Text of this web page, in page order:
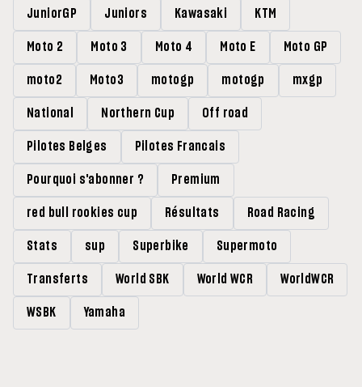
JuniorGP Juniors Kawasaki KTM
Moto 2 Moto 3 Moto 4 Moto E Moto GP
moto2 Moto3 motogp motogp mxgp
National Northern Cup Off road
Pilotes Belges Pilotes Francais
Pourquoi s'abonner ? Premium
red bull rookies cup Résultats Road Racing
Stats sup Superbike Supermoto
Transferts World SBK World WCR WorldWCR
WSBK Yamaha